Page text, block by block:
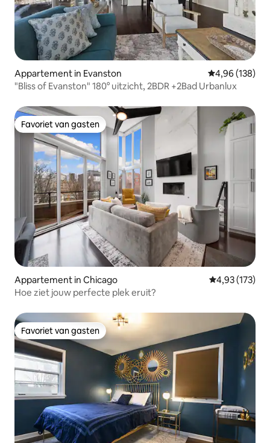
Appartement in Evanston Gemiddelde
4,96 (138)
"Bliss of Evanston" 180° uitzicht, 2BDR +2Bad Urbanlux
Favoriet van gasten
Favoriet van gasten
Appartement in Chicago Gemiddelde
4,93 (173)
Hoe ziet jouw perfecte plek eruit?
Favoriet van gasten
Favoriet van gasten